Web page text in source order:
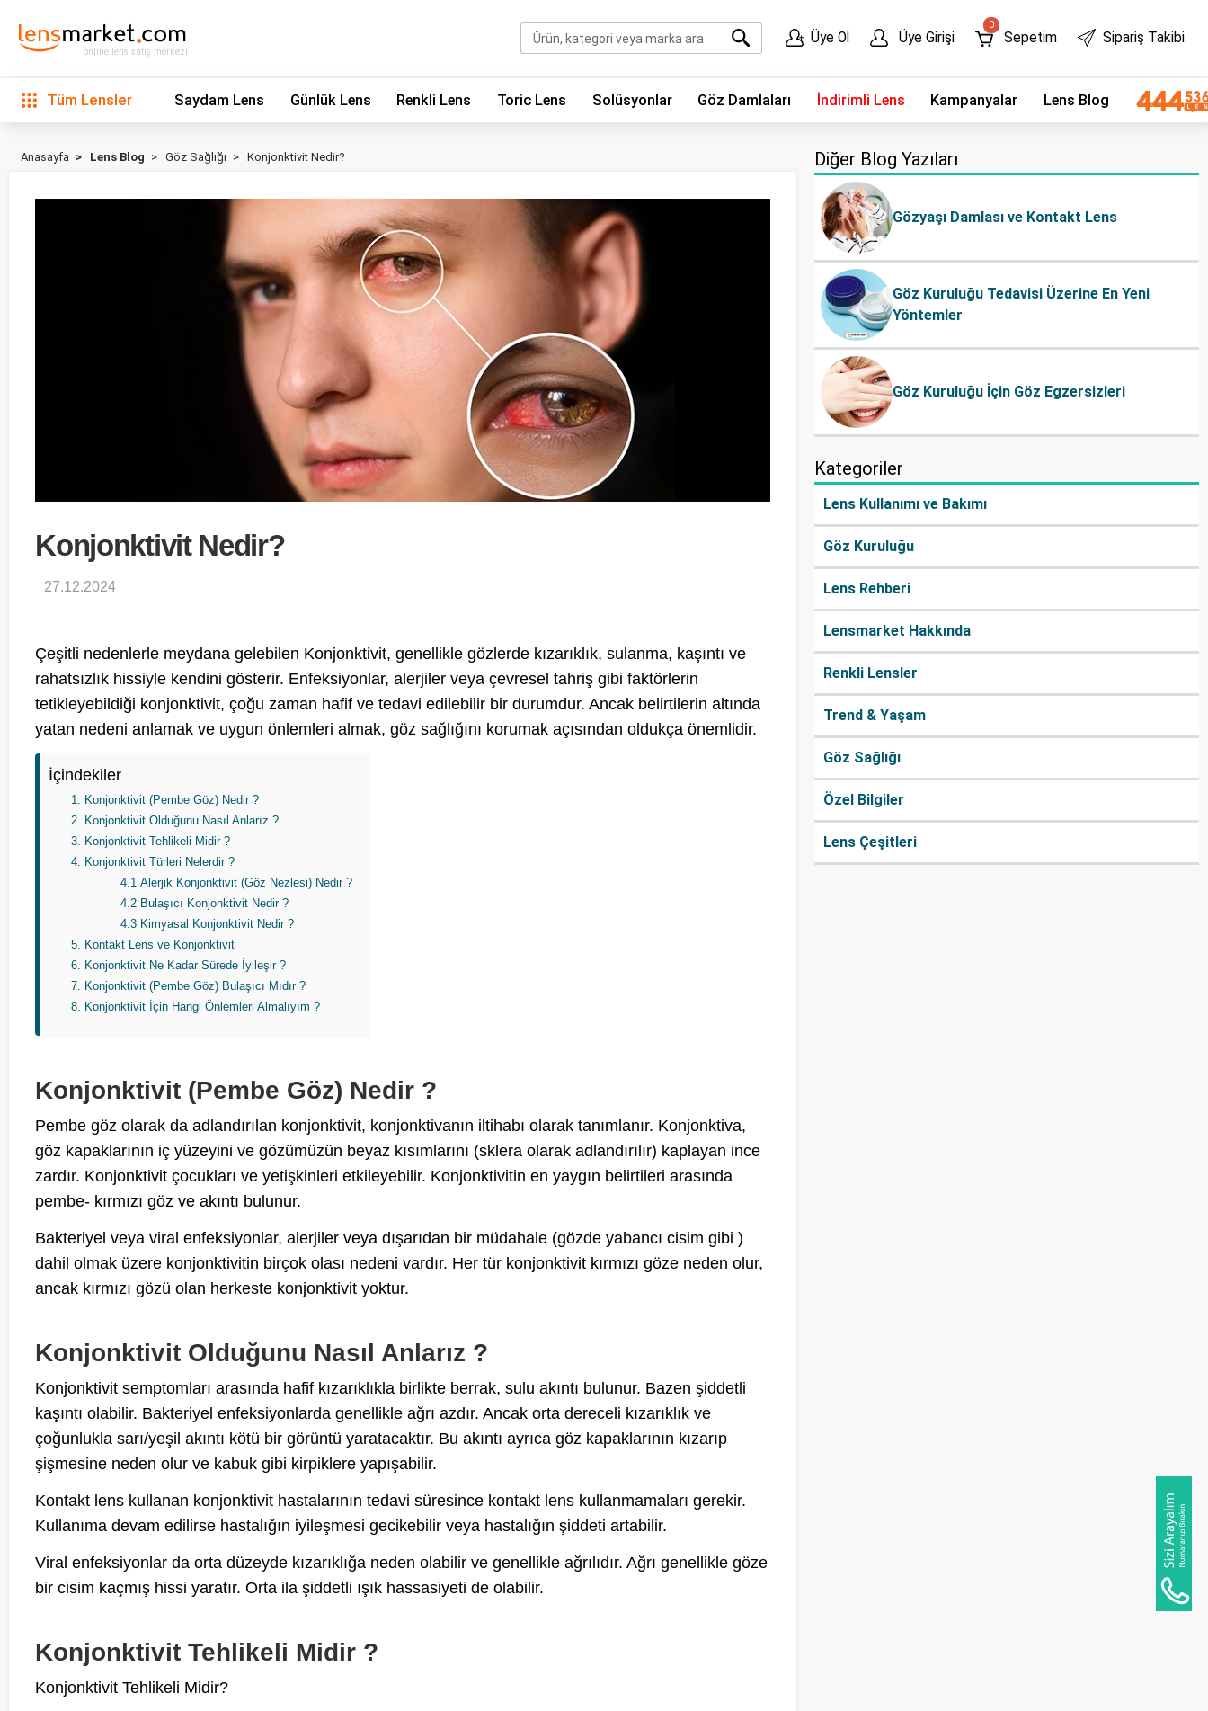
online lens satış merkezi
Üye Ol Üye Girişi
0
Sepetim Sipariş Takibi
Tüm Lensler Saydam Lens Günlük Lens Renkli Lens Toric Lens Solüsyonlar Göz Damlaları İndirimli Lens Kampanyalar Lens Blog
Anasayfa Lens Blog Göz Sağlığı Konjonktivit Nedir?
Konjonktivit Nedir?
27.12.2024
Çeşitli nedenlerle meydana gelebilen Konjonktivit, genellikle gözlerde kızarıklık, sulanma, kaşıntı ve
rahatsızlık hissiyle kendini gösterir. Enfeksiyonlar, alerjiler veya çevresel tahriş gibi faktörlerin
tetikleyebildiği konjonktivit, çoğu zaman hafif ve tedavi edilebilir bir durumdur. Ancak belirtilerin altında
yatan nedeni anlamak ve uygun önlemleri almak, göz sağlığını korumak açısından oldukça önemlidir.
İçindekiler
Konjonktivit (Pembe Göz) Nedir ?
Konjonktivit Olduğunu Nasıl Anlarız ?
Konjonktivit Tehlikeli Midir ?
Konjonktivit Türleri Nelerdir ?
4.1Alerjik Konjonktivit (Göz Nezlesi) Nedir ?
4.2 Bulaşıcı Konjonktivit Nedir ?
4.3 Kimyasal Konjonktivit Nedir ?
Kontakt Lens ve Konjonktivit
Konjonktivit Ne Kadar Sürede İyileşir ?
Konjonktivit (Pembe Göz) Bulaşıcı Mıdır ?
Konjonktivit İçin Hangi Önlemleri Almalıyım ?
Konjonktivit (Pembe Göz) Nedir ?
Pembe göz olarak da adlandırılan konjonktivit, konjonktivanın iltihabı olarak tanımlanır. Konjonktiva,
göz kapaklarının iç yüzeyini ve gözümüzün beyaz kısımlarını (sklera olarak adlandırılır) kaplayan ince
zardır. Konjonktivit çocukları ve yetişkinleri etkileyebilir. Konjonktivitin en yaygın belirtileri arasında
pembe- kırmızı göz ve akıntı bulunur.
Bakteriyel veya viral enfeksiyonlar, alerjiler veya dışarıdan bir müdahale (gözde yabancı cisim gibi )
dahil olmak üzere konjonktivitin birçok olası nedeni vardır. Her tür konjonktivit kırmızı göze neden olur,
ancak kırmızı gözü olan herkeste konjonktivit yoktur.
Konjonktivit Olduğunu Nasıl Anlarız ?
Konjonktivit semptomları arasında hafif kızarıklıkla birlikte berrak, sulu akıntı bulunur. Bazen şiddetli
kaşıntı olabilir. Bakteriyel enfeksiyonlarda genellikle ağrı azdır. Ancak orta dereceli kızarıklık ve
çoğunlukla sarı/yeşil akıntı kötü bir görüntü yaratacaktır. Bu akıntı ayrıca göz kapaklarının kızarıp
şişmesine neden olur ve kabuk gibi kirpiklere yapışabilir.
Kontakt lens kullanan konjonktivit hastalarının tedavi süresince kontakt lens kullanmamaları gerekir.
Kullanıma devam edilirse hastalığın iyileşmesi gecikebilir veya hastalığın şiddeti artabilir.
Viral enfeksiyonlar da orta düzeyde kızarıklığa neden olabilir ve genellikle ağrılıdır. Ağrı genellikle göze
bir cisim kaçmış hissi yaratır. Orta ila şiddetli ışık hassasiyeti de olabilir.
Konjonktivit Tehlikeli Midir ?
Konjonktivit Tehlikeli Midir?
Diğer Blog Yazıları
Gözyaşı Damlası ve Kontakt Lens
Göz Kuruluğu Tedavisi Üzerine En Yeni
Yöntemler
Göz Kuruluğu İçin Göz Egzersizleri
Kategoriler
Lens Kullanımı ve Bakımı
Göz Kuruluğu
Lens Rehberi
Lensmarket Hakkında
Renkli Lensler
Trend & Yaşam
Göz Sağlığı
Özel Bilgiler
Lens Çeşitleri